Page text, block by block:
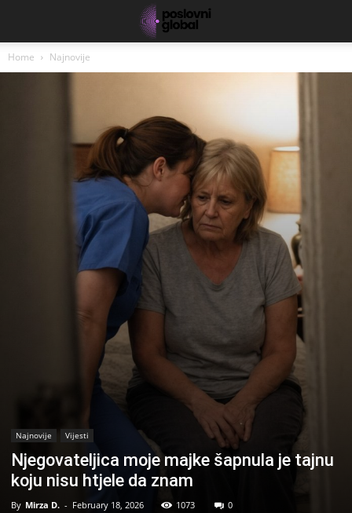
Home Najnovije
Najnovije Vijesti
Njegovateljica moje majke šapnula je tajnu
koju nisu htjele da znam
By Mirza D. - February 18, 2026 1073 0